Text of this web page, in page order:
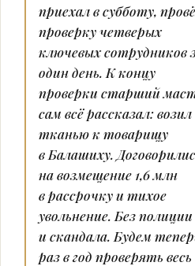
приехал в субботу,
проверку четверых
ключевых сотрудников
один день. К концу
проверки старший
сам всё рассказал: возил
тканью к товарищу
в Балашиху.
на возмещение 1,6 млн
в рассрочку и тихое
увольнение. Без полиции
и скандала. Будем
раз в год проверять весь